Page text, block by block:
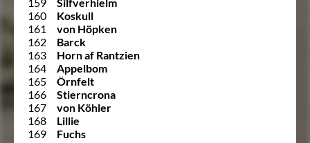
160
Koskull
161
von Höpken
162
Barck
163
Horn af Rantzien
164
Appelbom
165
Örnfelt
166
Stierncrona
167
von Köhler
168
Lillie
169
Fuchs